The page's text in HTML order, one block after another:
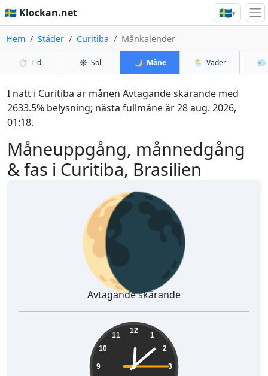
🇸🇪 Klockan.net 🇸🇪▾
Hem Städer Curitiba Månkalender
⏱️ Tid ☀️ Sol 🌙 Måne 🌦️ Väder 💨
Måneuppgång, månnedgång
& fas i Curitiba, Brasilien
I natt i Curitiba är månen Avtagande skärande med
2633.5% belysning; nästa fullmåne är 28 aug. 2026,
01:18.
🌘
Avtagande skärande
12
1
2
3
9
10
11